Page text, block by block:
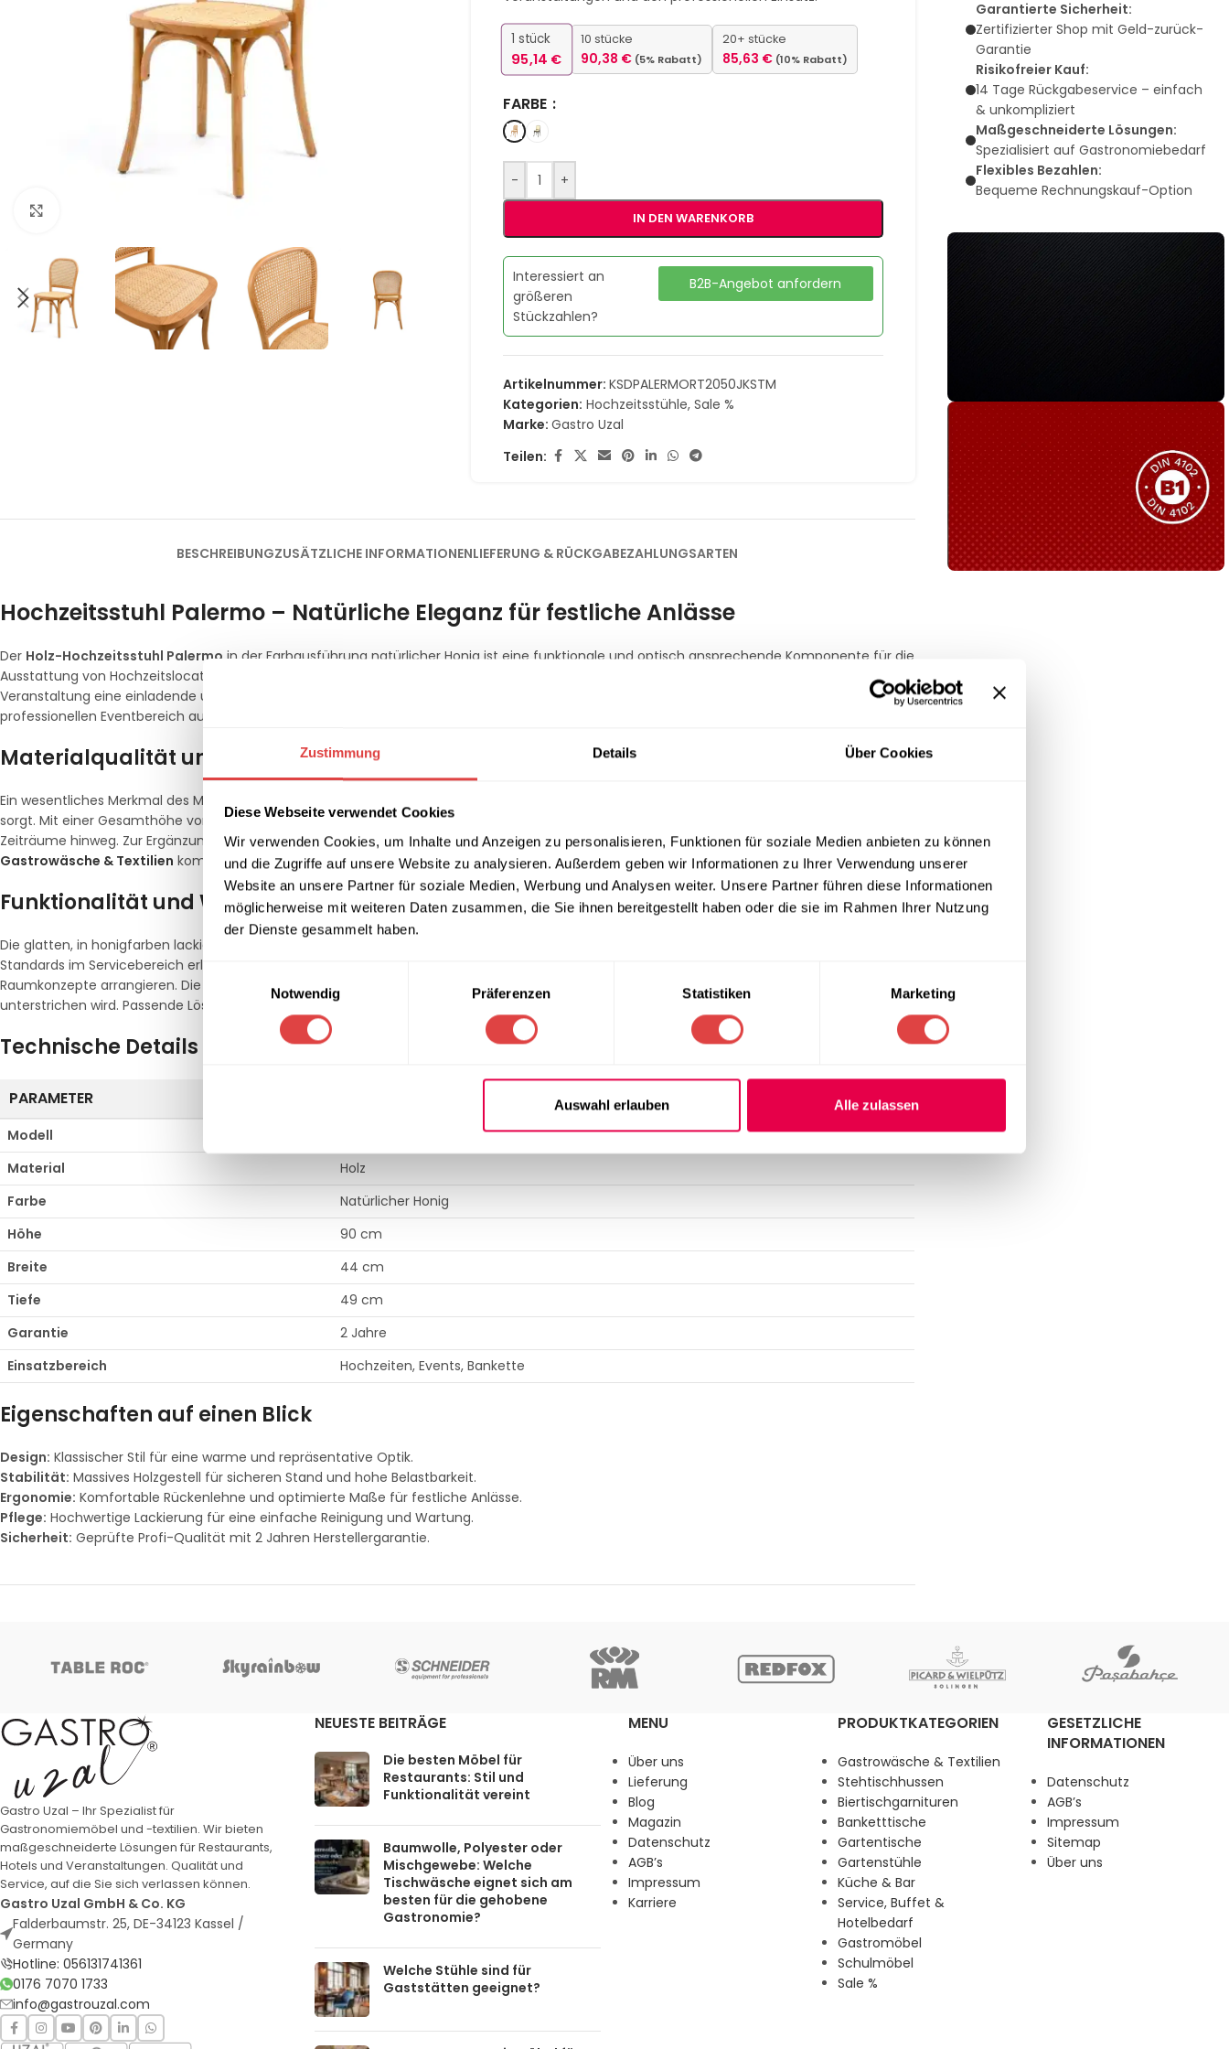
Zustimmung Details Über Cookies
Diese Webseite verwendet Cookies
Wir verwenden Cookies, um Inhalte und Anzeigen zu personalisieren, Funktionen für soziale Medien anbieten zu können
und die Zugriffe auf unsere Website zu analysieren. Außerdem geben wir Informationen zu Ihrer Verwendung unserer
Website an unsere Partner für soziale Medien, Werbung und Analysen weiter. Unsere Partner führen diese Informationen
möglicherweise mit weiteren Daten zusammen, die Sie ihnen bereitgestellt haben oder die sie im Rahmen Ihrer Nutzung
der Dienste gesammelt haben.
Notwendig
Präferenzen Statistiken Marketing
Auswahl erlauben Alle zulassen
1 stück
95,14 €
10 stücke
90,38 € (5% Rabatt)
20+ stücke
85,63 € (10% Rabatt)
FARBE
- +
IN DEN WARENKORB
Interessiert an
größeren
Stückzahlen?
B2B-Angebot anfordern
Artikelnummer:KSDPALERMORT2050JKSTM
Kategorien: Hochzeitsstühle, Sale %
Marke:Gastro Uzal
Teilen:
BESCHREIBUNGZUSÄTZLICHE INFORMATIONENLIEFERUNG & RÜCKGABEZAHLUNGSARTEN
Hochzeitsstuhl Palermo – Natürliche Eleganz für festliche Anlässe
Der Holz-Hochzeitsstuhl Palermo in der Farbausführung natürlicher Honig ist eine funktionale und optisch ansprechende Komponente für die
Ausstattung von Hochzeitslocations, Feststälen und gehobenen Gastronomiebetrieben. Durch den warmen Holzton verleiht dieser Stuhl jeder
Veranstaltung eine einladende und exklusive Atmosphäre. Die technische Konstruktion ist speziell auf die intensiven Anforderungen im
professionellen Eventbereich ausgelegt. Weitere Bestuhlungsoptionen finden Sie in unserer Kategorie
Materialqualität und technische Konstruktion
Ein wesentliches Merkmal des Modells Palermo ist die Verwendung von massivem Holz, das für eine hohe Standfestigkeit und Langlebigkeit
sorgt. Mit einer Gesamthöhe von
90 cmund einer Breite von44 cmbietet der Stuhl einen optimalen Sitzkomfort für Gäste über längere
Zeiträume hinweg. Zur Ergänzung Ihres festlichen Ambientes lässt sich dieses Modell ideal mit hochwertigen Textilien aus unserem Bereich
Gastrowäsche & Textilien kombinieren.
Funktionalität und Wartung im Eventbetrieb
Die glatten, in honigfarben lackierten Oberflächen ermöglichen eine zeitsparende manuelle Reinigung, was die Einhaltung hygienischer
Standards im Servicebereich erleichtert. Trotz seiner robusten Bauweise bleibt der Stuhl handlich und lässt sich effizient für verschiedene
Raumkonzepte arrangieren. Die technische Auslegung ist auf eine dauerhafte Formstabilität ausgelegt, was durch eine
2-jährige Garantie
unterstrichen wird. Passende Lösungen für den Servicealltag finden Sie zudem in unserer Rubrik
Technische Details im Überblick
PARAMETER
Modell
Material
Holz
Farbe
Natürlicher Honig
Höhe
90 cm
Breite
44 cm
Tiefe
49 cm
Garantie
2 Jahre
Einsatzbereich
Hochzeiten, Events, Bankette
Eigenschaften auf einen Blick
Design: Klassischer Stil für eine warme und repräsentative Optik.
Stabilität: Massives Holzgestell für sicheren Stand und hohe Belastbarkeit.
Ergonomie: Komfortable Rückenlehne und optimierte Maße für festliche Anlässe.
Pflege: Hochwertige Lackierung für eine einfache Reinigung und Wartung.
Sicherheit: Geprüfte Profi-Qualität mit 2 Jahren Herstellergarantie.
Garantierte Sicherheit:
Zertifizierter Shop mit Geld-zurück-
Garantie
Risikofreier Kauf:
14 Tage Rückgabeservice – einfach
& unkompliziert
Maßgeschneiderte Lösungen:
Spezialisiert auf Gastronomiebedarf
Flexibles Bezahlen:
Bequeme Rechnungskauf-Option
Sie haben nicht das passende
Produkt gefunden?
Wir helfen Ihnen gerne weiter!
Gastro Uzal – Ihr Spezialist für
Gastronomiemöbel und -textilien. Wir bieten
maßgeschneiderte Lösungen für Restaurants,
Hotels und Veranstaltungen. Qualität und
Service, auf die Sie sich verlassen können.
Gastro Uzal GmbH & Co. KG
Falderbaumstr. 25, DE-34123 Kassel /
Germany
Hotline: 056131741361
0176 7070 1733
info@gastrouzal.com
NEUESTE BEITRÄGE
Die besten Möbel für
Restaurants: Stil und
Funktionalität vereint
Baumwolle, Polyester oder
Mischgewebe: Welche
Tischwäsche eignet sich am
besten für die gehobene
Gastronomie?
Welche Stühle sind für
Gaststätten geeignet?
MENU
Über uns
Lieferung
Blog
Magazin
Datenschutz
AGB’s
Impressum
Karriere
PRODUKTKATEGORIEN
Gastrowäsche & Textilien
Stehtischhussen
Biertischgarnituren
Banketttische
Gartentische
Gartenstühle
Küche & Bar
Service, Buffet &
Hotelbedarf
Gastromöbel
Schulmöbel
Sale %
GESETZLICHE
INFORMATIONEN
Datenschutz
AGB’s
Impressum
Sitemap
Über uns